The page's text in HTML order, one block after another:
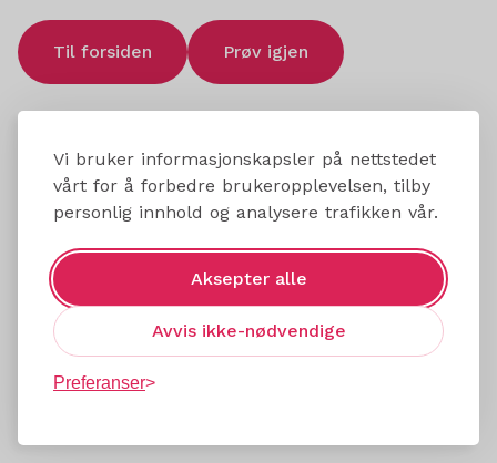
Vi bruker informasjonskapsler på nettstedet
vårt for å forbedre brukeropplevelsen, tilby
personlig innhold og analysere trafikken vår.
Aksepter alle
Avvis ikke-nødvendige
Preferanser
Til forsiden Prøv igjen